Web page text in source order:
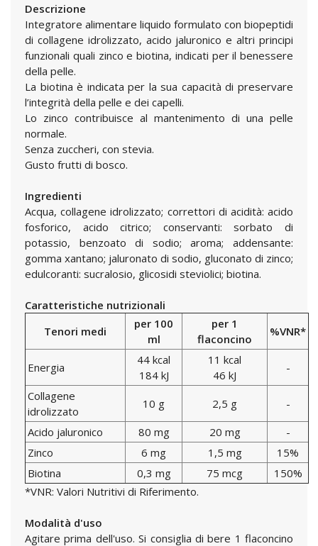
Descrizione
Integratore alimentare liquido formulato con biopeptidi
di collagene idrolizzato, acido jaluronico e altri principi
funzionali quali zinco e biotina, indicati per il benessere
della pelle.
La biotina è indicata per la sua capacità di preservare
l’integrità della pelle e dei capelli.
Lo zinco contribuisce al mantenimento di una pelle
normale.
Senza zuccheri, con stevia.
Gusto frutti di bosco.
Ingredienti
Acqua, collagene idrolizzato; correttori di acidità: acido
fosforico, acido citrico; conservanti: sorbato di
potassio, benzoato di sodio; aroma; addensante:
gomma xantano; jaluronato di sodio, gluconato di zinco;
edulcoranti: sucralosio, glicosidi steviolici; biotina.
Caratteristiche nutrizionali
Tenori medi
per 100
ml
per 1
flaconcino
%VNR*
Energia
44 kcal
184 kJ
11 kcal
46 kJ
-
Collagene
idrolizzato
10 g 2,5 g
-
Acido jaluronico
80 mg 20 mg
-
Zinco
6 mg 1,5 mg
15%
Biotina
0,3 mg 75 mcg
150%
*VNR: Valori Nutritivi di Riferimento.
Modalità d'uso
Agitare prima dell'uso. Si consiglia di bere 1 flaconcino